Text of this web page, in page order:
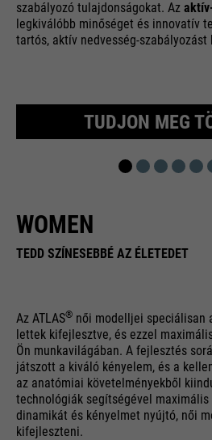
szabályozó tulajdonságokat. Az
legkiválóbb minőséget és innovatív
tartós, aktív nedvesség-
TUDJON MEG
WOMEN
TEDD SZÍNESEBBÉ AZ ÉLETEDET
Az ATLAS® női modelljei speciálisan
lettek kifejlesztve, és ezzel
Ön munkavilágában. A fejlesztés
játszott a kiváló kényelem, és a
az anatómiai követelményekből
technológiák segítségével maximális
dinamikát és kényelmet nyújtó, női
kifejleszteni.